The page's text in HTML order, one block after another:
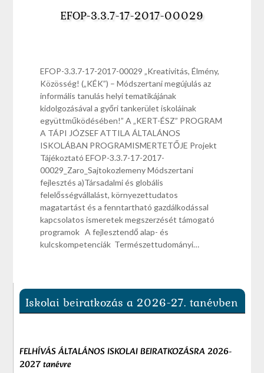
EFOP-3.3.7-17-2017-00029
EFOP-3.3.7-17-2017-00029 „Kreativitás, Élmény,
Közösség! („KÉK”) – Módszertani megújulás az
informális tanulás helyi tematikájának
kidolgozásával a győri tankerület iskoláinak
együttműködésében!” A „KERT-ÉSZ” PROGRAM
A TÁPI JÓZSEF ATTILA ÁLTALÁNOS
ISKOLÁBAN PROGRAMISMERTETŐJE Projekt
Tájékoztató EFOP-3.3.7-17-2017-
00029_Zaro_Sajtokozlemeny Módszertani
fejlesztés a)Társadalmi és globális
felelősségvállalást, környezettudatos
magatartást és a fenntartható gazdálkodással
kapcsolatos ismeretek megszerzését támogató
programok A fejlesztendő alap- és
kulcskompetenciák Természettudományi…
Iskolai beiratkozás a 2026-27. tanévben
FELHÍVÁS ÁLTALÁNOS ISKOLAI BEIRATKOZÁSRA 2026-
2027 tanévre